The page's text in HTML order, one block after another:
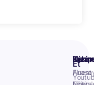
Fluent
Takip
Et